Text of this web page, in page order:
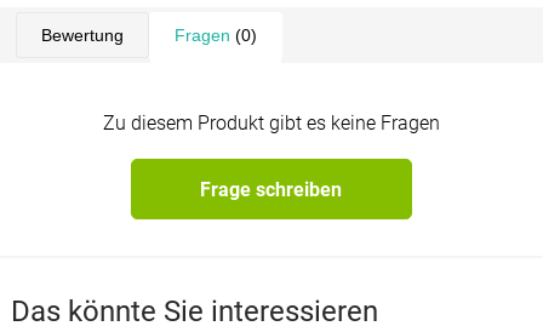
Bewertung Fragen (0)
Zu diesem Produkt gibt es keine Fragen
Frage schreiben
Das könnte Sie interessieren